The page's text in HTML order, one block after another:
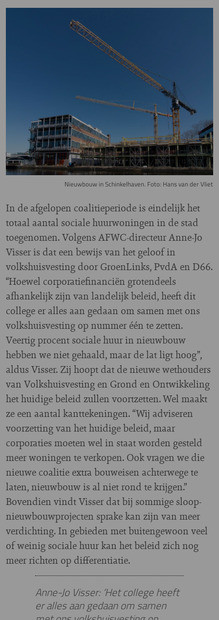
Nieuwbouw in Schinkelhaven. Foto: Hans van der Vliet
In de afgelopen coalitieperiode is eindelijk het
totaal aantal sociale huurwoningen in de stad
toegenomen. Volgens AFWC-directeur Anne-Jo
Visser is dat een bewijs van het geloof in
volkshuisvesting door GroenLinks, PvdA en D66.
“Hoewel corporatiefinanciën grotendeels
afhankelijk zijn van landelijk beleid, heeft dit
college er alles aan gedaan om samen met ons
volkshuisvesting op nummer één te zetten.
Veertig procent sociale huur in nieuwbouw
hebben we niet gehaald, maar de lat ligt hoog”,
aldus Visser. Zij hoopt dat de nieuwe wethouders
van Volkshuisvesting en Grond en Ontwikkeling
het huidige beleid zullen voortzetten. Wel maakt
ze een aantal kanttekeningen. “Wij adviseren
voorzetting van het huidige beleid, maar
corporaties moeten wel in staat worden gesteld
meer woningen te verkopen. Ook vragen we die
nieuwe coalitie extra bouweisen achterwege te
laten, nieuwbouw is al niet rond te krijgen.”
Bovendien vindt Visser dat bij sommige sloop-
nieuwbouwprojecten sprake kan zijn van meer
verdichting. In gebieden met buitengewoon veel
of weinig sociale huur kan het beleid zich nog
meer richten op differentiatie.
Anne-Jo Visser: ‘Het college heeft
er alles aan gedaan om samen